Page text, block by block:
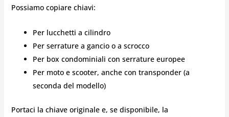
Possiamo copiare chiavi:
Per lucchetti a cilindro
Per serrature a gancio o a scrocco
Per box condominiali con serrature europee
Per moto e scooter, anche con transponder (a
seconda del modello)
Portaci la chiave originale e, se disponibile, la